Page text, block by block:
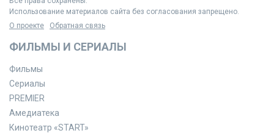
Использование материалов сайта без согласования запрещено.
О проекте
Обратная связь
ФИЛЬМЫ И СЕРИАЛЫ
Фильмы
Сериалы
PREMIER
Амедиатека
Кинотеатр «START»